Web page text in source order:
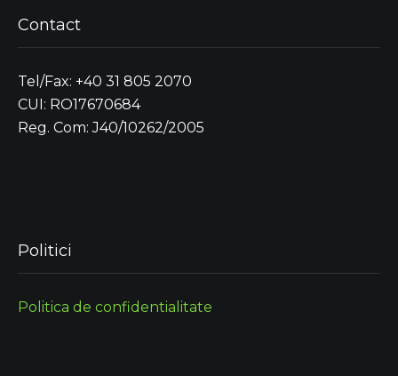
Contact
Tel/Fax: +40 31 805 2070
CUI: RO17670684
Reg. Com: J40/10262/2005
Politici
Politica de confidentialitate